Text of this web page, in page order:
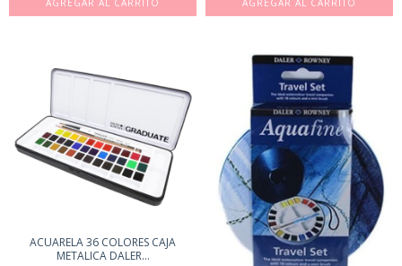
ACUARELA 36 COLORES CAJA
METALICA DALER...